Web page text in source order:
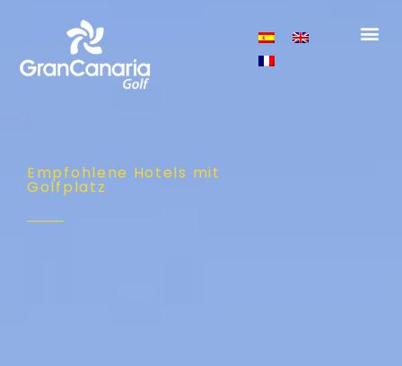
Empfohlene Hotels mit
Golfplatz